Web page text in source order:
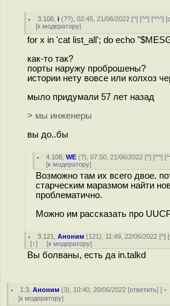
3.106 ,i (??), 02:45, 21/06/2022 [^] [^^] [^^^] [
[к модератору]
for x in 'cat list_all'; do echo
как-то так?
порты наружу проброшены?
истории нету вовсе или колхоз
мыло придумали 57 лет назад
> мы инженеры
вы до..бы
4.108 ,WE (?), 07:50, 21/06/2022 [^] [^^] [
[к модератору]
Возможно там их всего двое.
старческим маразмом найти
проблематично.
Можно им рассказать про
3.121 ,Аноним (121), 11:49, 22/06/2022 [^] [
[↑] [к модератору]
Вы болваны, есть да in.talkd
1.3 ,Аноним (3), 10:40, 20/06/2022 [ответить] [
[к модератору]